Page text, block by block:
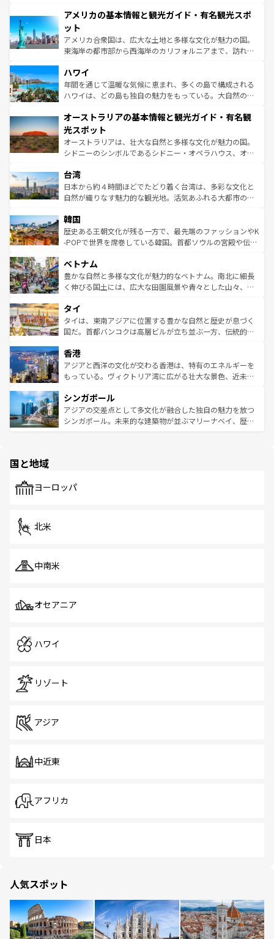
ンツ一覧を参照してほしい。
の建物がそのまま残る町や、スイスならではのユニークな
博物館もあり、アルプス観光だけでなく町歩きも満喫する
ことができる。国民の所得が高いため物価も高いが、旅行
者向けの交通パス提供のサービスもあり、うまく活用すれ
着のスイス情報は
アメリカの基本情報と観光ガイド・有名観光スポ
ット
アメリカ合衆国は、広大な土地と多様な文化が魅力の国。
東海岸の都市部から西海岸のカリフォルニアまで、訪れる
のような巨大都市は、観光、ショッピング、エンターテイ
ンメントが詰まった刺激的なスポットだ。一方、アメリカ
西部には大自然が広がり、グランドキャニオンやイエロー
部のニューオーリンズでは、音楽と美食が融合した独特の
文化が魅力。旅行者はアメリカの各地域で異なる魅力を楽
しみながら、その多様性と豊かな歴史を感じることができ
るだろう。車でのロードトリップや列車の旅も、アメリカ
情報は
ハワイ
年間を通じて温暖な気候に恵まれ、多くの島で構成される
ハワイは、どの島も独自の魅力をもっている。大自然の神
ワイ島は見逃せない。また、定番の観光地といえばオアフ
島だが、静かな自然を求めるならマウイ島やカウアイ島が
おすすめ。エメラルドグリーンに輝く海をはじめ、豊かな
文化や歴史が息づいている。「アロハスピリット」と呼ば
人々、おいしいローカルフードやハワイアンミュージッ
ク、伝統的なフラダンスなど、すべてがハワイの魅力を彩
っている。訪れるたびに新しい発見と感動が待っているハ
はコンテンツ一覧
オーストラリアの基本情報と観光ガイド・有名観
光スポット
オーストラリアは、壮大な自然と多様な文化が魅力の国。
シドニーのシンボルであるシドニー・オペラハウス、オー
リアリーフや大陸中央部にそびえるウルル（エアーズロッ
ク）、タスマニアの美しい原生林やケアンズの熱帯雨林な
ど、見どころがたくさん。また、カフェやワイン、オージ
いる。アクティビティも充実しており、サーフィンやダイ
ビング、ハイキングなど、アウトドア好きにはたまらな
い。オーストラリアの多彩な魅力を存分に味わいつくそ
参照してほしい。
台湾
日本から約４時間ほどでたどり着く台湾は、多彩な文化と
自然が織りなす魅力的な観光地。活気あふれる大都市の台
ン）、静ひつな山岳地帯である台湾東部など、都市の喧騒
と山間の静けさが共存しており、訪れる人に新しい発見と
驚きをもたらしてくれる。また、奥深い台湾の食文化も魅
容にもいいと評判のスイーツなど、バラエティ豊かな料理
が味わえる。 なお、新着の台湾情報は コンテンツ一覧を参
照してほしい。
韓国
歴史ある王朝文化が残る一方で、最先端のファッションやK
-POPで世界を席巻している韓国。首都ソウルの宮殿や伝統
き、地方に足を延ばせば四季折々の自然美を楽しむことが
できる。そして、キムチや焼肉、絶品のストリートフード
まで、さまざまな韓国料理が待っている。夜には、韓国な
リティに包まれながら、韓国の多彩な魅力を心ゆくまで味
わってみてほしい。 なお、新着の韓国情報はコンテンツ一
覧を参照してほしい。
ベトナム
豊かな自然と多様な文化が魅力的なベトナム。南北に細長
く伸びる国土には、広大な田園風景や青々とした山々、世
急速な発展と共に伝統が息づく。ハノイの古い町並みやホ
ーチミン市のフランス統治時代の建物も、独特の雰囲気を
醸し出している。また、バラエティの豊かさとおいしさで
とつ。フォーやバインミー、ベトナムコーヒーなどは、ぜ
ひ現地で味わいたい。どの地域を訪れてもあたたかい人々
が旅行者を迎えてくれるので、きっと忘れられない旅にな
参照してほしい。
タイ
タイは、東南アジアに位置する豊かな自然と歴史が息づく
国だ。首都バンコクは高層ビルが立ち並ぶ一方、伝統的な
の活気が交差している。北部ではチェンマイなどの山岳地
帯で自然と触れ合い、南部ではプーケットやクラビの美し
いビーチでリゾート気分を楽しむことができる。タイ料理
激する。気候は一年中温暖で、どの季節にも異なる楽しみ
が待っている。親しみやすいタイの人々、仏教を中心とし
た文化、そして多様な観光資源が、訪れる旅人を魅了し続
香港
アジアと西洋の文化が交わる香港は、特有のエネルギーを
もっている。ヴィクトリア湾に広がる壮大な景色、近未来
み、どこを訪れても感動するはず。観光スポットが密集し
ており、効率よく見どころを回れるのも魅力。息をのむよ
うな絶景から文化的な体験まで、香港を存分に楽しみ尽く
シンガポール
アジアの交差点として多文化が融合した独自の魅力を放つ
シンガポール。未来的な建築物が並ぶマリーナベイ、歴史
で、ホーカーズは地元の風情を楽しめる外せないスポット
国と地域
ヨーロッパ
北米
中南米
オセアニア
ハワイ
リゾート
アジア
中近東
アフリカ
日本
人気スポット